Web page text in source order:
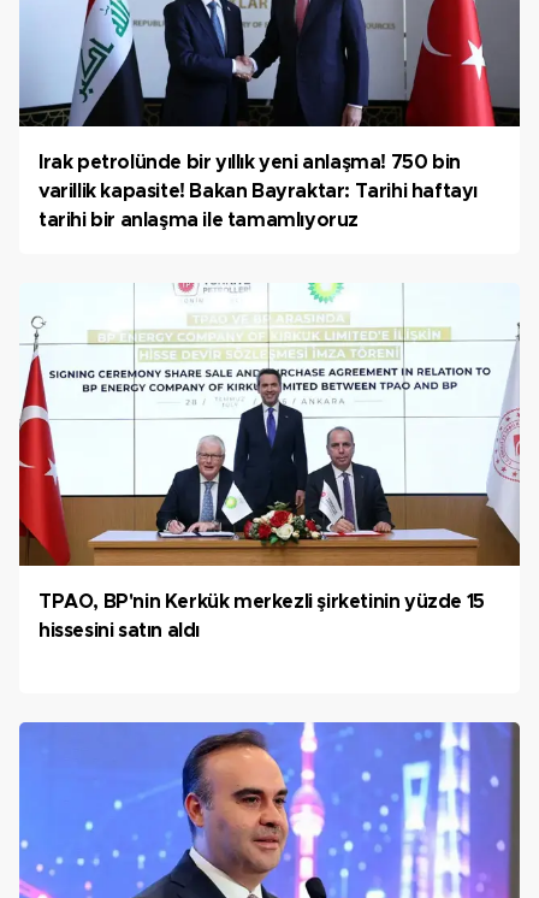
Irak petrolünde bir yıllık yeni anlaşma! 750 bin
varillik kapasite! Bakan Bayraktar: Tarihi haftayı
tarihi bir anlaşma ile tamamlıyoruz
TPAO, BP'nin Kerkük merkezli şirketinin yüzde 15
hissesini satın aldı